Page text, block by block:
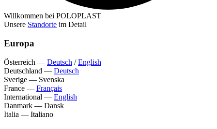
Willkommen bei POLOPLAST
Unsere Standorte im Detail
Europa
Österreich — Deutsch /English
Deutschland — Deutsch
Sverige — Svenska
France — Français
International — English
Danmark — Dansk
Italia — Italiano